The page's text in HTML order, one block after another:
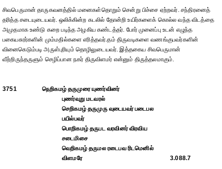
சிவபெருமான் தாருகவனத்தில் மனைகள்தொறும் சென்று பிச்சை ஏற்றவர். சந்திரனைத்
தரித்த சடையுடையவர். ஒலிக்கின்ற கடலில் தோன்றி உயிர்களைக் கொல்ல வந்த விடத்தை
அமுதமாக உண்டு கறை படிந்த அழகிய கண்டத்தர். போர் முனைப்பு உடன் எழுந்த
பகையசுரர்களின் மும்மதில்களை எரித்தவர்.தம் திருவடிகளை வணங்குபவர்களின்
வினைகெடும்படி அருள்புரியும் தொழிலுடையவர். இத்தகைய சிவபெருமான்
வீற்றிருந்தருளும் செழிப்பான நகர் திருவிளமர் என்னும் திருத்தலமாகும்.
3751
நெறிகமழ் தருமுரை யுணர்வினர்
புணர்வுறு மடவரல்
செறிகமழ் தருமுரு வுடையவர் படைபல
பயில்பவர்
பொறிகமழ் தருபட வரவினர் விரவிய
சடைமிசை
வெறிகமழ் தருமல ரடைபவ ரிடமெனில்
விளமரே
3.088.7